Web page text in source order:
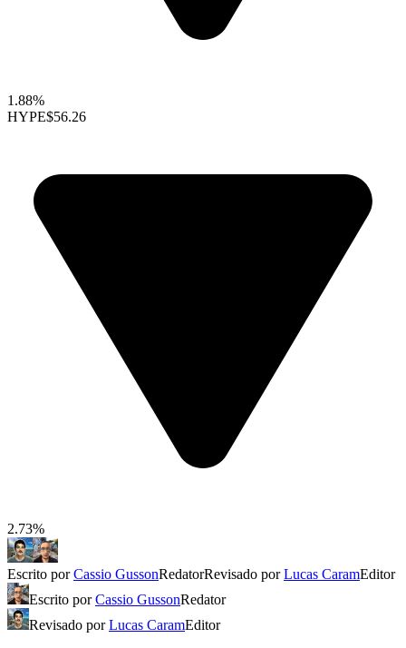
1.88%
HYPE$56.26
2.73%
Escrito porCassio GussonRedatorRevisado porLucas CaramEditor
Escrito porCassio GussonRedator
Revisado porLucas CaramEditor